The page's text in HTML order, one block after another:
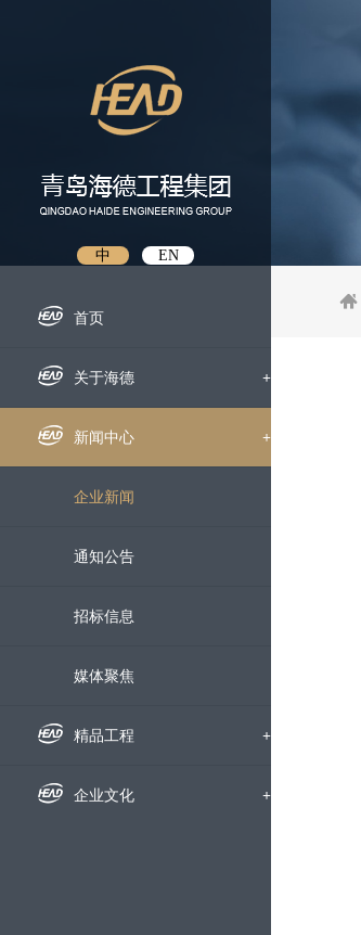
中 EN
首页
关于海德 +
企业概况
组织机构
下属公司
发展历程
荣誉资质
企业宣传片
新闻中心 +
企业新闻
通知公告
招标信息
媒体聚焦
精品工程 +
国内工程
企业文化 +